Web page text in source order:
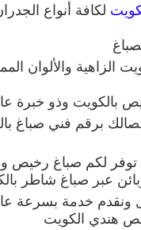
لكافة أنواع
الزاهية والألوان
بالكويت وذو خبرة
برقم فني
لكم صباغ رخيص
عبر صباغ شاطر
ونقدم خدمة بسرعة
هندي الكويت